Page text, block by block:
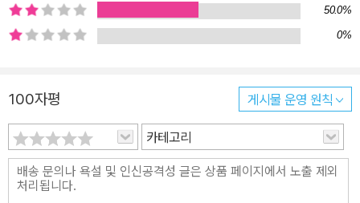
다. 실제로 『그라마톨로지』는 책 제목이 독자에게 암시할 수 있는 주
제 내용과 달리, 결코 하나의 문자학 이론이나 문자 철학 또는 언어철
그래피즘, 의식과 무의식, 현존과 부재, 충만과 소외, 고유와 은유, 욕
음과 자위, 언어와 정치, 음악과 정치, 화성과 선율 등 인문학의 거의
모든 주제를 아우르고 있는 서양 인문학의 대서사라고 보면 크게 무
리가 없을 것이다. 그래서 역자는 프랑스어 원제인 De la grammat
50.0%
0%
100자평 게시물 운영 원칙
카테고리